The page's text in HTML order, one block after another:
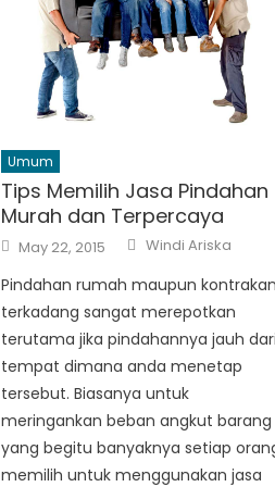
Umum
Tips Memilih Jasa Pindahan
Murah dan Terpercaya
Posted
on
May 22, 2015 Author
Windi Ariska
Pindahan rumah maupun kontrakan
terkadang sangat merepotkan
terutama jika pindahannya jauh dari
tempat dimana anda menetap
tersebut. Biasanya untuk
meringankan beban angkut barang
yang begitu banyaknya setiap
memilih untuk menggunakan jasa